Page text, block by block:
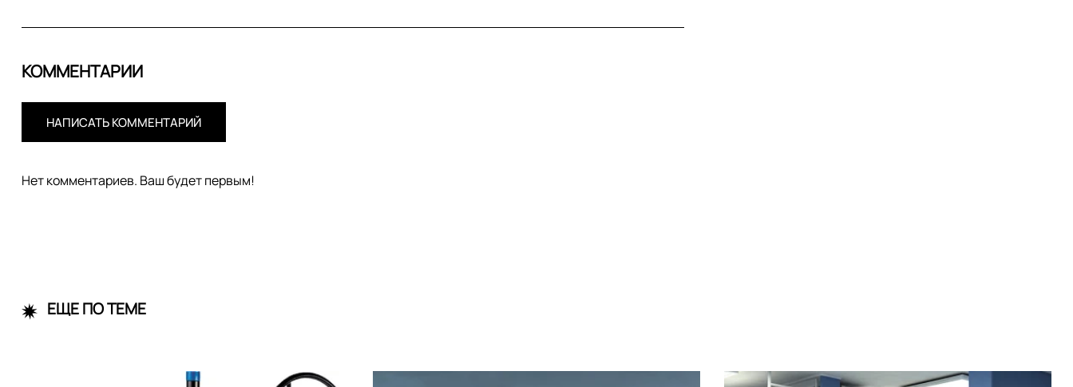
КОММЕНТАРИИ
НАПИСАТЬ КОММЕНТАРИЙ
Нет комментариев. Ваш будет первым!
ЕЩЕ ПО ТЕМЕ